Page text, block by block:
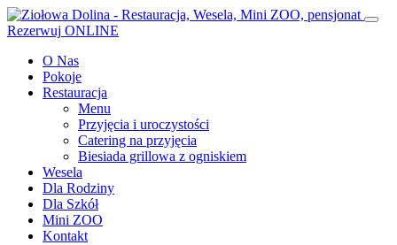
Rezerwuj ONLINE
O Nas
Pokoje
Restauracja
Menu
Przyjęcia i uroczystości
Catering na przyjęcia
Biesiada grillowa z ogniskiem
Wesela
Dla Rodziny
Dla Szkół
Mini ZOO
Kontakt